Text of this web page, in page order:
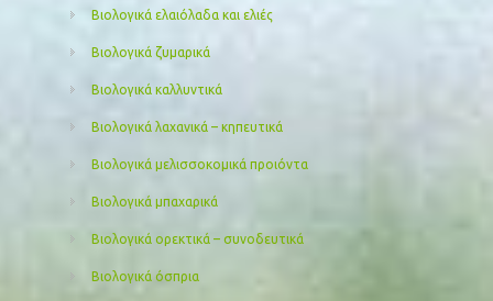
Βιολογικά ελαιόλαδα και ελιές
Βιολογικά ζυμαρικά
Βιολογικά καλλυντικά
Βιολογικά λαχανικά – κηπευτικά
Βιολογικά μελισσοκομικά προιόντα
Βιολογικά μπαχαρικά
Βιολογικά ορεκτικά – συνοδευτικά
Βιολογικά όσπρια